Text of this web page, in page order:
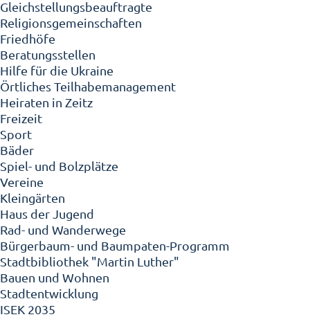
Gleichstellungsbeauftragte
Religionsgemeinschaften
Friedhöfe
Beratungsstellen
Hilfe für die Ukraine
Örtliches Teilhabemanagement
Heiraten in Zeitz
Freizeit
Sport
Bäder
Spiel- und Bolzplätze
Vereine
Kleingärten
Haus der Jugend
Rad- und Wanderwege
Bürgerbaum- und Baumpaten-Programm
Stadtbibliothek "Martin Luther"
Bauen und Wohnen
Stadtentwicklung
ISEK 2035